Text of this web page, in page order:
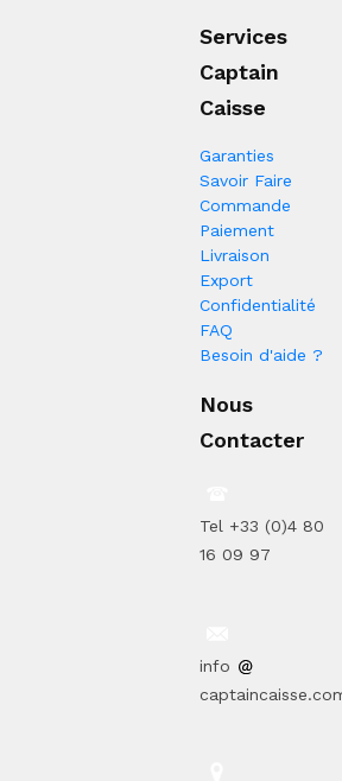
Services
Captain
Caisse
Garanties
Savoir Faire
Commande
Paiement
Livraison
Export
Confidentialité
FAQ
Besoin d'aide ?
Nous
Contacter
Tel +33 (0)4 80
16 09 97
info